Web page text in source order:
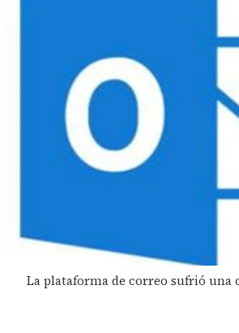
La plataforma de correo sufrió una